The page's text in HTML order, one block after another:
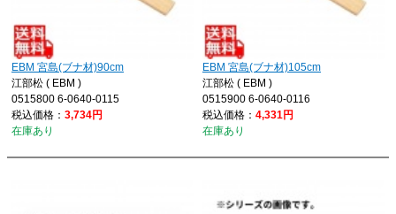
EBM 宮島(ブナ材)90cm
江部松 ( EBM )
0515800 6-0640-0115
税込価格： 3,734円
在庫あり
EBM 宮島(ブナ材)105cm
江部松 ( EBM )
0515900 6-0640-0116
税込価格： 4,331円
在庫あり